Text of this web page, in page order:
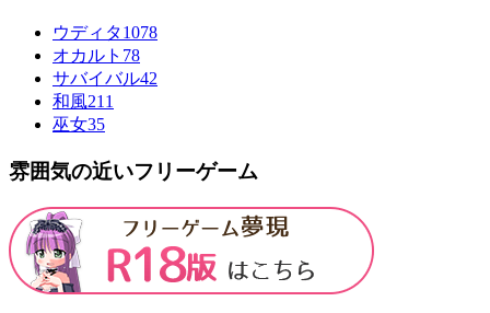
ウディタ1078
オカルト 78
サバイバル42
和風211
巫女35
雰囲気の近いフリーゲーム